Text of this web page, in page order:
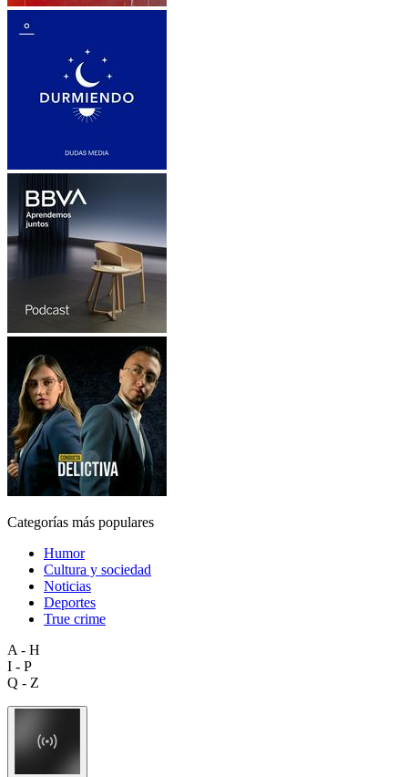
Categorías más populares
Humor
Cultura y sociedad
Noticias
Deportes
True crime
A - H
I - P
Q - Z